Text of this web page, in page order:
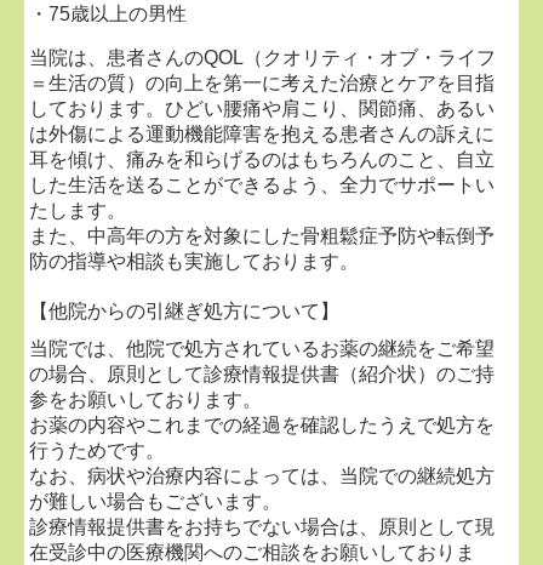
・75歳以上の男性
・過去に骨折したことがある方
・ご家族に骨粗鬆症や骨折歴のある方
【費用】
保険診療：約1,500円（3割負担の場合）
自費検査：5,000円
保険診療・自費診療ともに対応しております。お気軽
にご相談ください。
肩・膝・足の痛みを中心とした専門医外来を開始しま
した。
なかなか改善しない痛みや、日常生活でお困りの症状
について、専門的な視点で診療を行います。
＜膝の専門外来＞
・奇数週の火曜日 16：00～18：30
当院は、患者さんのQOL（クオリティ・オブ・ライフ
＝生活の質）の向上を第一に考えた治療とケアを目指
しております。ひどい腰痛や肩こり、関節痛、あるい
は外傷による運動機能障害を抱える患者さんの訴えに
耳を傾け、痛みを和らげるのはもちろんのこと、自立
した生活を送ることができるよう、全力でサポートい
たします。
また、中高年の方を対象にした骨粗鬆症予防や転倒予
防の指導や相談も実施しております。
【他院からの引継ぎ処方について】
当院では、他院で処方されているお薬の継続をご希望
の場合、原則として診療情報提供書（紹介状）のご持
参をお願いしております。
お薬の内容やこれまでの経過を確認したうえで処方を
行うためです。
なお、病状や治療内容によっては、当院での継続処方
が難しい場合もございます。
診療情報提供書をお持ちでない場合は、原則として現
在受診中の医療機関へのご相談をお願いしておりま